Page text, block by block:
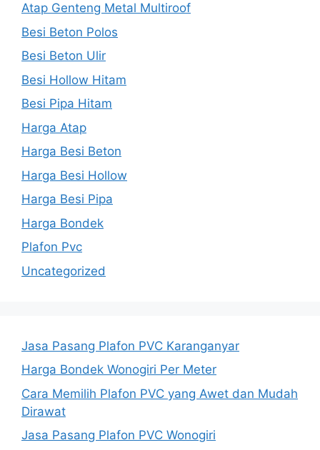
Atap Genteng Metal Multiroof
Besi Beton Polos
Besi Beton Ulir
Besi Hollow Hitam
Besi Pipa Hitam
Harga Atap
Harga Besi Beton
Harga Besi Hollow
Harga Besi Pipa
Harga Bondek
Plafon Pvc
Uncategorized
Jasa Pasang Plafon PVC Karanganyar
Harga Bondek Wonogiri Per Meter
Cara Memilih Plafon PVC yang Awet dan Mudah
Dirawat
Jasa Pasang Plafon PVC Wonogiri